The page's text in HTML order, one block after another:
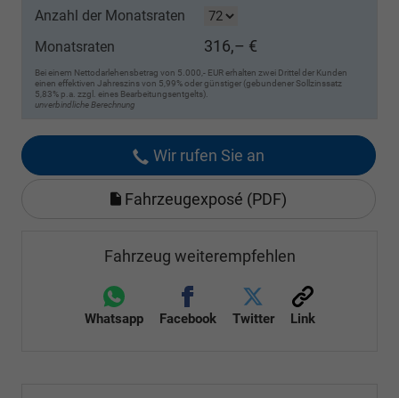
Anzahl der Monatsraten
Monatsraten
316,– €
Bei einem Nettodarlehensbetrag von 5.000,- EUR erhalten zwei Drittel der Kunden
einen effektiven Jahreszins von 5,99% oder günstiger (gebundener Sollzinssatz
5,83% p.a. zzgl. eines Bearbeitungsentgelts).
unverbindliche Berechnung
Wir rufen Sie an
Fahrzeugexposé (PDF)
Fahrzeug weiterempfehlen
Whatsapp Facebook Twitter Link